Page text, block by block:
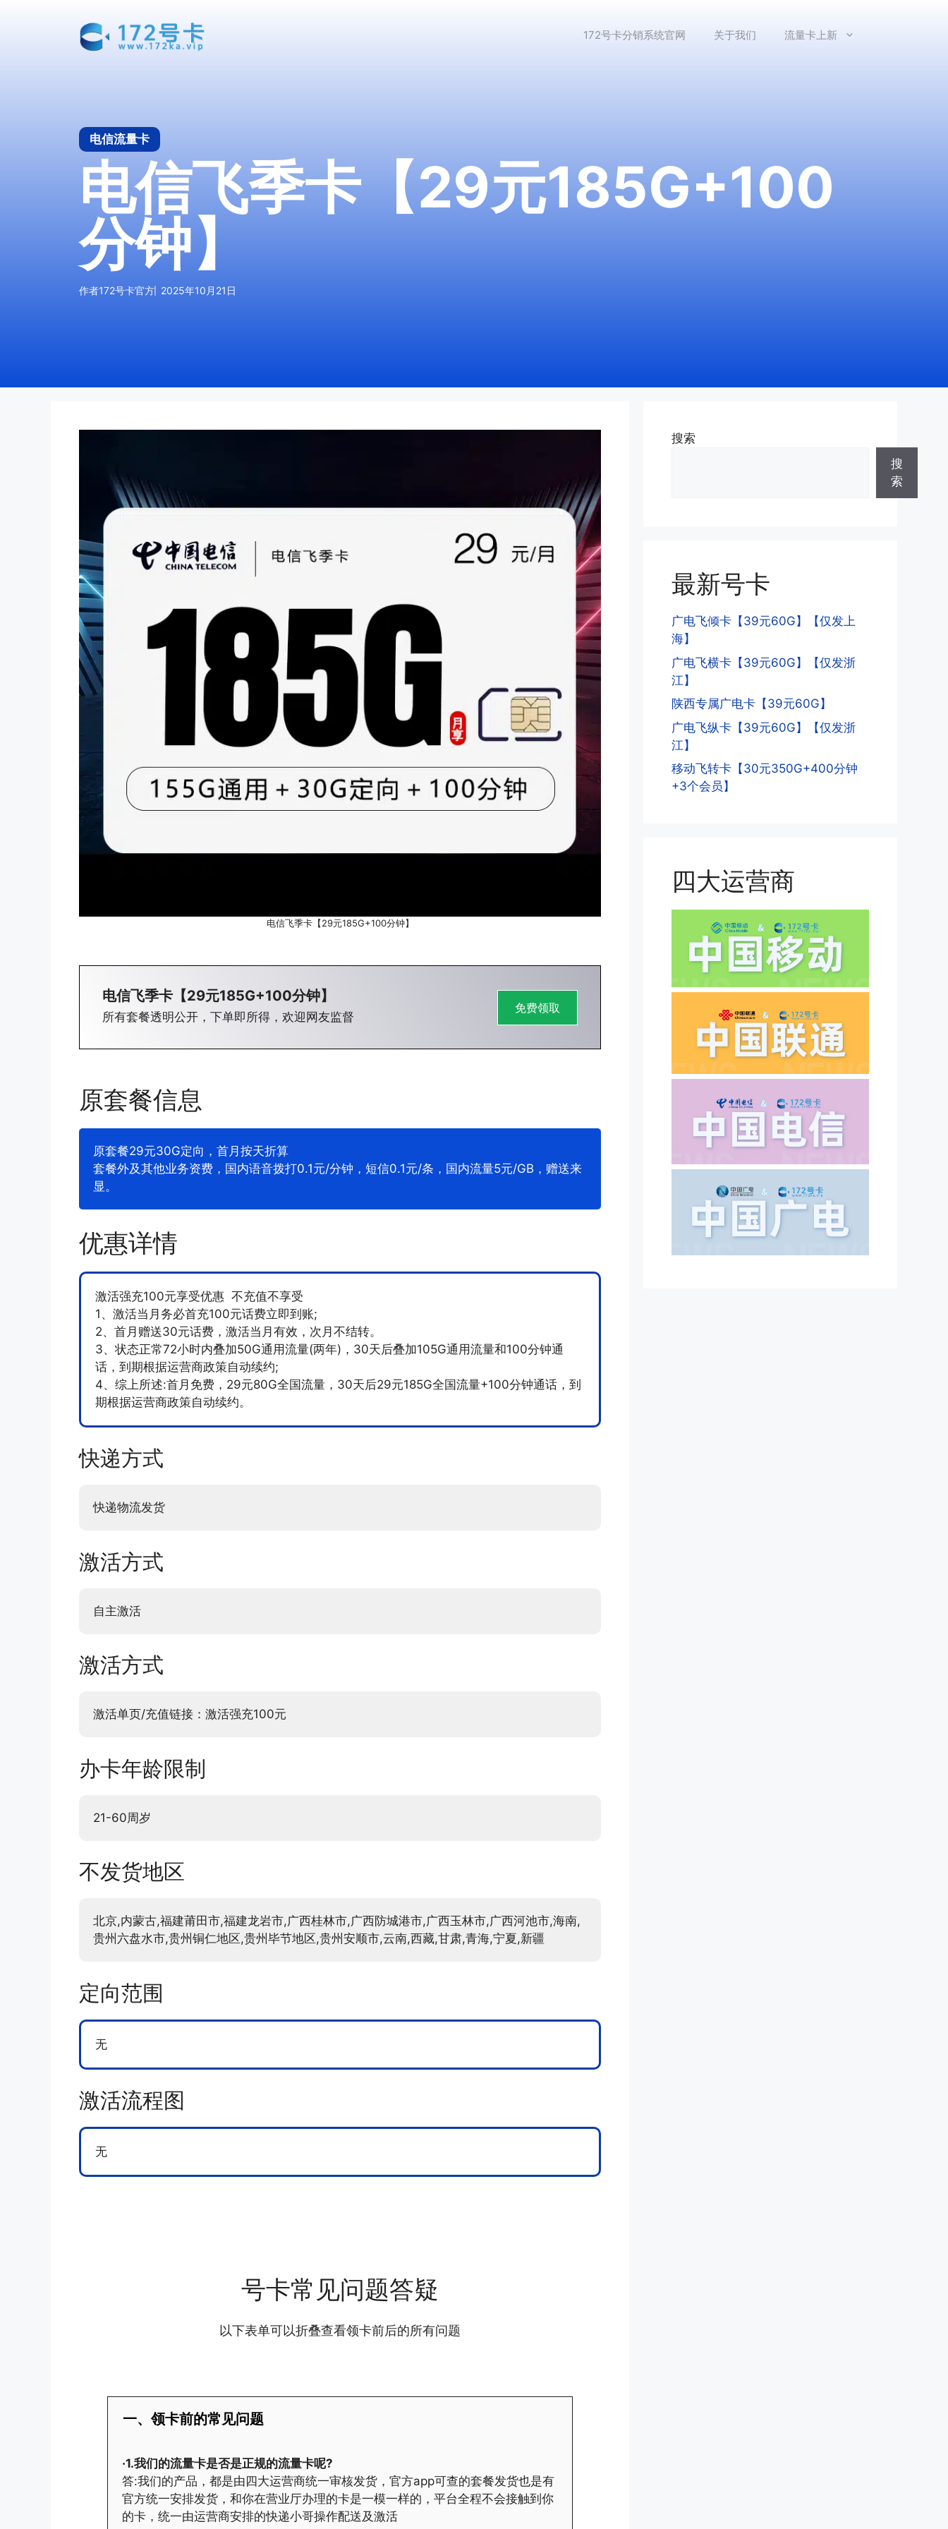
172号卡分销系统官网 关于我们 流量卡上新
电信流量卡
电信飞季卡【29元185G+100
分钟】
作者172号卡官方 2025年10月21日
电信飞季卡【29元185G+100分钟】
电信飞季卡【29元185G+100分钟】
所有套餐透明公开，下单即所得，欢迎网友监督
免费领取
原套餐信息
原套餐29元30G定向，首月按天折算
套餐外及其他业务资费，国内语音拨打0.1元/分钟，短信0.1元/条，国内流量5元/GB，赠送来
显。
优惠详情
激活强充100元享受优惠 不充值不享受
1、激活当月务必首充100元话费立即到账;
2、首月赠送30元话费，激活当月有效，次月不结转。
3、状态正常72小时内叠加50G通用流量(两年)，30天后叠加105G通用流量和100分钟通
话，到期根据运营商政策自动续约;
4、综上所述:首月免费，29元80G全国流量，30天后29元185G全国流量+100分钟通话，到
期根据运营商政策自动续约。
快递方式
快递物流发货
激活方式
自主激活
激活方式
激活单页/充值链接：激活强充100元
办卡年龄限制
21-60周岁
不发货地区
北京,内蒙古,福建莆田市,福建龙岩市,广西桂林市,广西防城港市,广西玉林市,广西河池市,海南,
贵州六盘水市,贵州铜仁地区,贵州毕节地区,贵州安顺市,云南,西藏,甘肃,青海,宁夏,新疆
定向范围
无
激活流程图
无
号卡常见问题答疑
以下表单可以折叠查看领卡前后的所有问题
一、领卡前的常见问题
·1.我们的流量卡是否是正规的流量卡呢?
答:我们的产品，都是由四大运营商统一审核发货，官方app可查的套餐发货也是有
官方统一安排发货，和你在营业厅办理的卡是一模一样的，平台全程不会接触到你
的卡，统一由运营商安排的快递小哥操作配送及激活
搜索
搜
索
最新号卡
广电飞倾卡【39元60G】【仅发上
海】
广电飞横卡【39元60G】【仅发浙
江】
陕西专属广电卡【39元60G】
广电飞纵卡【39元60G】【仅发浙
江】
移动飞转卡【30元350G+400分钟
+3个会员】
四大运营商